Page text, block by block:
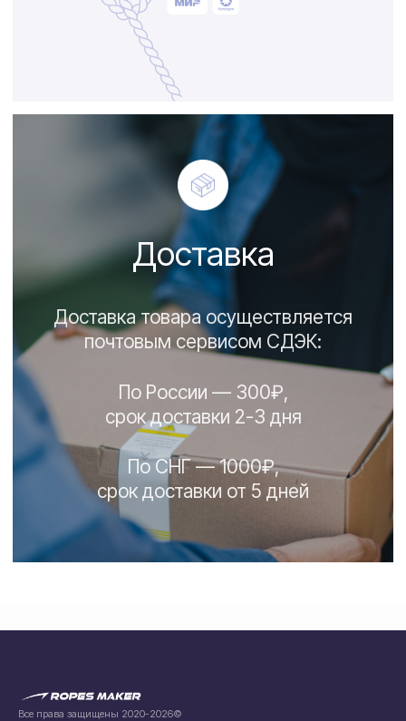
Все права защищены 2020-2026©